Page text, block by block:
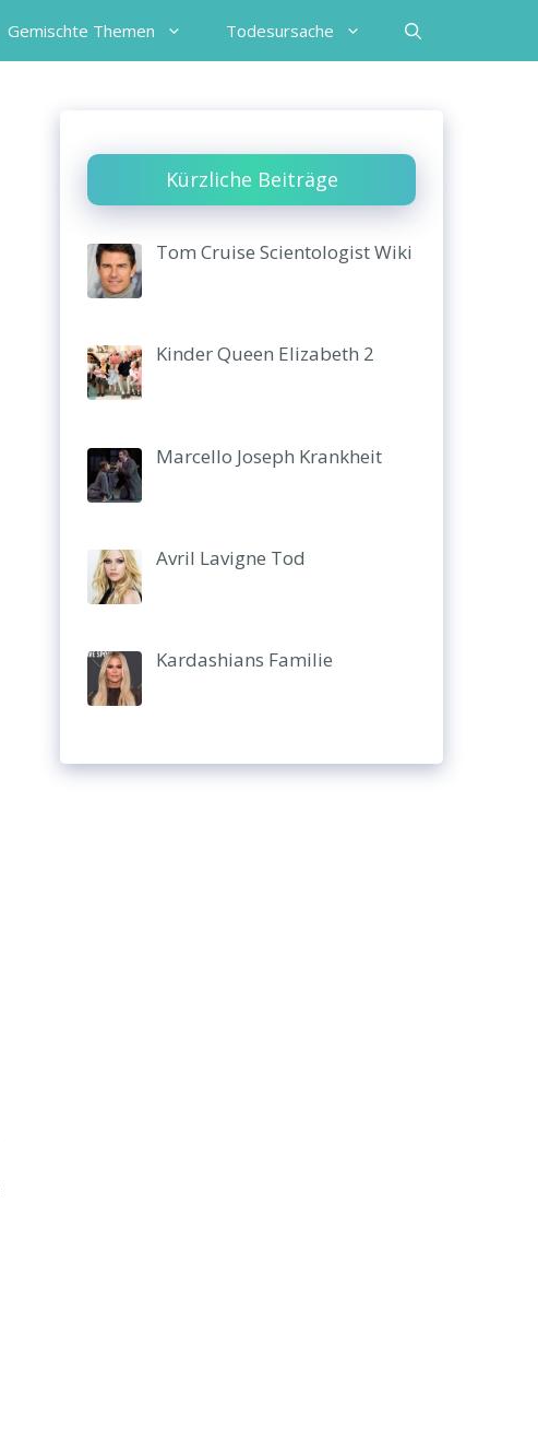
Gemischte Themen Todesursache
Kürzliche Beiträge
Tom Cruise Scientologist Wiki
Kinder Queen Elizabeth 2
Marcello Joseph Krankheit
Avril Lavigne Tod
Kardashians Familie